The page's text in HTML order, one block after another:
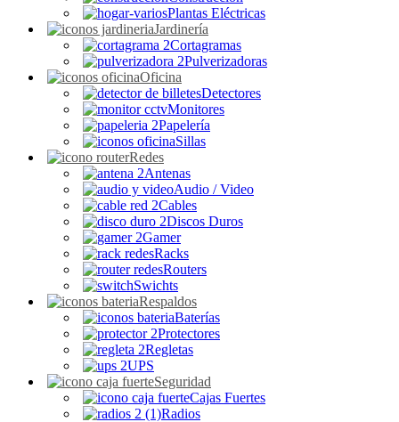
Plantas Eléctricas
Jardinería
Cortagramas
Pulverizadoras
Oficina
Detectores
Monitores
Papelería
Sillas
Redes
Antenas
Audio / Video
Cables
Discos Duros
Gamer
Racks
Routers
Swichts
Respaldos
Baterías
Protectores
Regletas
UPS
Seguridad
Cajas Fuertes
Radios